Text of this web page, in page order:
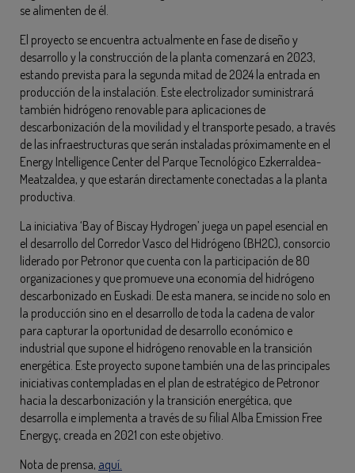
se alimenten de él.
El proyecto se encuentra actualmente en fase de diseño y
desarrollo y la construcción de la planta comenzará en 2023,
estando prevista para la segunda mitad de 2024 la entrada en
producción de la instalación. Este electrolizador suministrará
también hidrógeno renovable para aplicaciones de
descarbonización de la movilidad y el transporte pesado, a través
de las infraestructuras que serán instaladas próximamente en el
Energy Intelligence Center del Parque Tecnológico Ezkerraldea-
Meatzaldea, y que estarán directamente conectadas a la planta
productiva.
La iniciativa ‘Bay of Biscay Hydrogen’ juega un papel esencial en
el desarrollo del Corredor Vasco del Hidrógeno (BH2C), consorcio
liderado por Petronor que cuenta con la participación de 80
organizaciones y que promueve una economía del hidrógeno
descarbonizado en Euskadi. De esta manera, se incide no solo en
la producción sino en el desarrollo de toda la cadena de valor
para capturar la oportunidad de desarrollo económico e
industrial que supone el hidrógeno renovable en la transición
energética. Este proyecto supone también una de las principales
iniciativas contempladas en el plan de estratégico de Petronor
hacia la descarbonización y la transición energética, que
desarrolla e implementa a través de su filial Alba Emission Free
Energyç, creada en 2021 con este objetivo.
Nota de prensa, aquí.